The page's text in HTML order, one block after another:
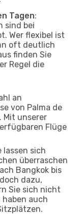
Tagen:
sind bei
Wer flexibel ist
oft deutlich
finden Sie
Regel die
an
von Palma de
Mit unserer
Flüge
lassen sich
überraschen
Bangkok bis
dazu,
Sie sich nicht
haben auch